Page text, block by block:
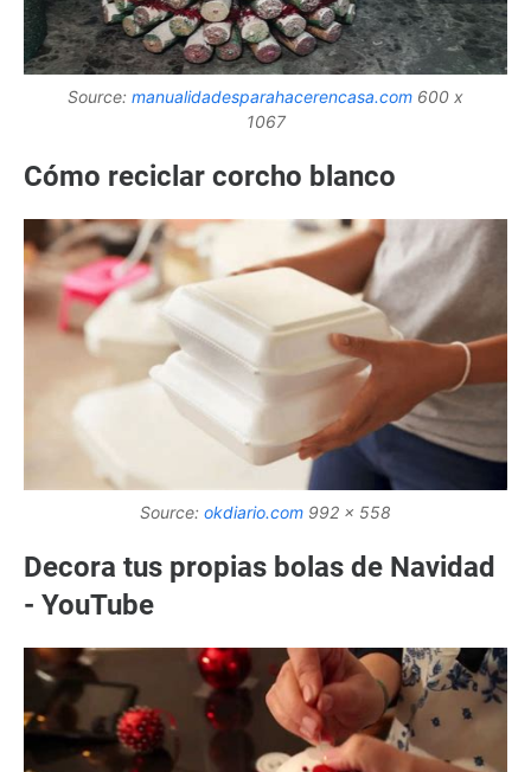
Source: manualidadesparahacerencasa.com 600 x
1067
Cómo reciclar corcho blanco
Source: okdiario.com 992 x 558
Decora tus propias bolas de Navidad
- YouTube